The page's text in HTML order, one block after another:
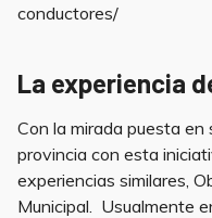
conductores/
La experiencia
Con la mirada puesta en
provincia con esta
experiencias similares,
Municipal. Usualmente